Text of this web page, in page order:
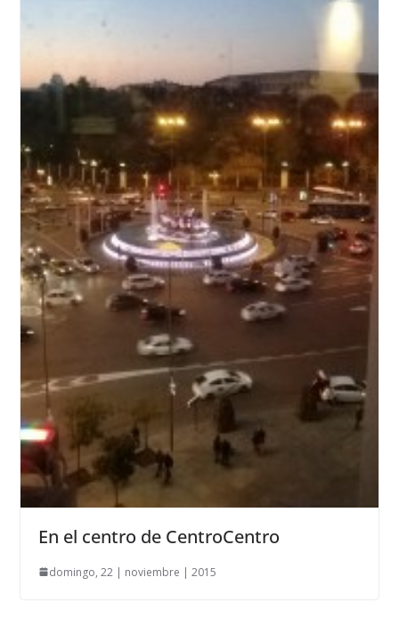
En el centro de CentroCentro
domingo, 22 | noviembre | 2015